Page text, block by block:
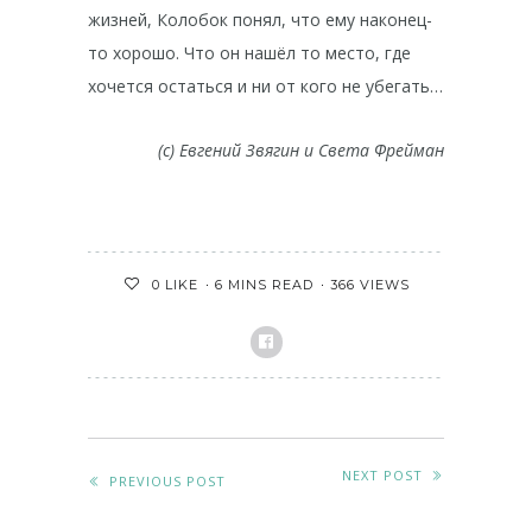
жизней, Колобок понял, что ему наконец-
то хорошо. Что он нашёл то место, где
хочется остаться и ни от кого не убегать…
(c) Евгений Звягин и Света Фрейман
0 LIKE 6 MINS READ 366 VIEWS
PREVIOUS POST NEXT POST